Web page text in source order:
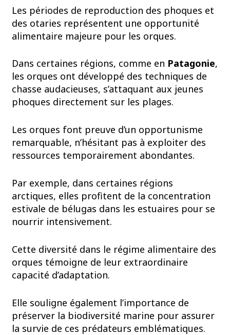
Les périodes de reproduction des phoques et
des otaries représentent une opportunité
alimentaire majeure pour les orques.
Dans certaines régions, comme en Patagonie,
les orques ont développé des techniques de
chasse audacieuses, s’attaquant aux jeunes
phoques directement sur les plages.
Les orques font preuve d’un opportunisme
remarquable, n’hésitant pas à exploiter des
ressources temporairement abondantes.
Par exemple, dans certaines régions
arctiques, elles profitent de la concentration
estivale de bélugas dans les estuaires pour se
nourrir intensivement.
Cette diversité dans le régime alimentaire des
orques témoigne de leur extraordinaire
capacité d’adaptation.
Elle souligne également l’importance de
préserver la biodiversité marine pour assurer
la survie de ces prédateurs emblématiques.